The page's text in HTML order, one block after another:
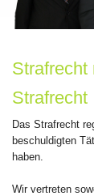
Strafrecht
Strafrecht
Das Strafrecht
beschuldigten
haben.
Wir vertreten